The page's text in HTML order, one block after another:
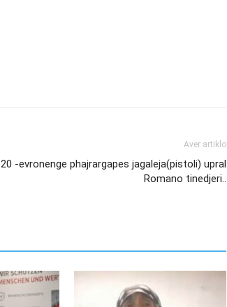
Aver artiklo
20 -evronenge phajrargapes jagaleja(pistoli) upral
Romano tinedjeri..